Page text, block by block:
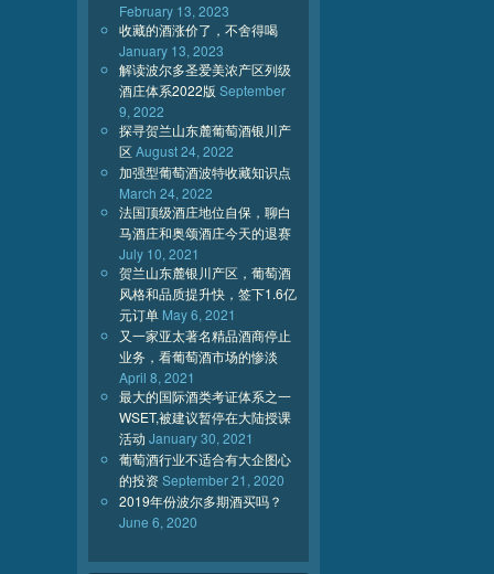
February 13, 2023
收藏的酒涨价了，不舍得喝
January 13, 2023
解读波尔多圣爱美浓产区列级
酒庄体系2022版 September
9, 2022
探寻贺兰山东麓葡萄酒银川产
区August 24, 2022
加强型葡萄酒波特收藏知识点
March 24, 2022
法国顶级酒庄地位自保，聊白
马酒庄和奥颂酒庄今天的退赛
July 10, 2021
贺兰山东麓银川产区，葡萄酒
风格和品质提升快，签下1.6亿
元订单 May 6, 2021
又一家亚太著名精品酒商停止
业务，看葡萄酒市场的惨淡
April 8, 2021
最大的国际酒类考证体系之一
WSET,被建议暂停在大陆授课
活动 January 30, 2021
葡萄酒行业不适合有大企图心
的投资September 21, 2020
2019年份波尔多期酒买吗？
June 6, 2020